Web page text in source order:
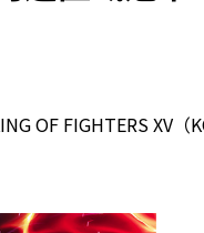
OF FIGHTERS XV（